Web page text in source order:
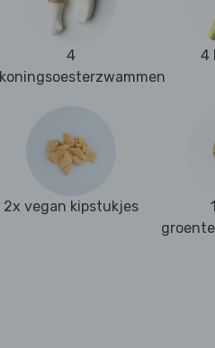
4
koningsoesterzwammen
4
2x vegan kipstukjes